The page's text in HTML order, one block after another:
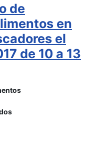
de
en
el
de 10 a 13